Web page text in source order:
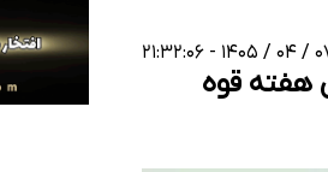
- ۲۱:۳۲:۰۶
هفته قوه